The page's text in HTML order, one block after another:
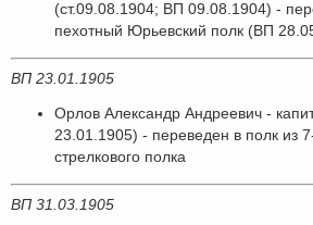
(ст.09.08.1904; ВП 09.08.1904) -
пехотный Юрьевский полк (ВП
ВП 23.01.1905
Орлов Александр Андреевич -
23.01.1905) - переведен в полк из
стрелкового полка
ВП 31.03.1905